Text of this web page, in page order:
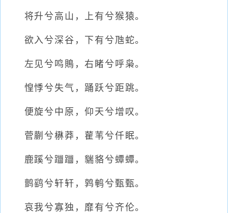
将升兮高山，上有兮猴猿。
欲入兮深谷，下有兮虺蛇。
左见兮鸣鵙，右睹兮呼枭。
惶悸兮失气，踊跃兮距跳。
便旋兮中原，仰天兮增叹。
菅蒯兮楙莽，雚苇兮仟眠。
鹿蹊兮躖躖，貒貉兮蟫蟫。
鹯鹞兮轩轩，鹑鹌兮甄甄。
哀我兮寡独，靡有兮齐伦。